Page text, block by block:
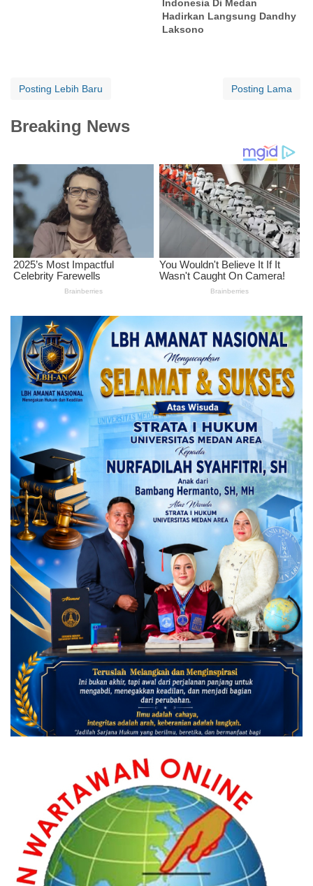
Indonesia Di Medan
Hadirkan Langsung Dandhy
Laksono
Posting Lebih Baru Posting Lama
Breaking News